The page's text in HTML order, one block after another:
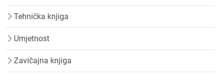
Tehnička knjiga
Umjetnost
Zavičajna knjiga